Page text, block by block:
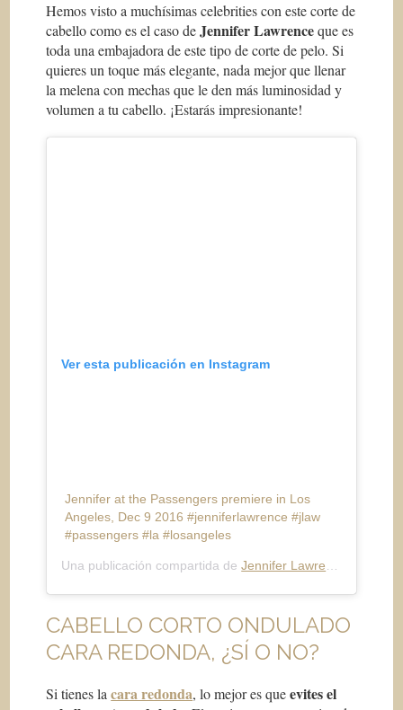
Hemos visto a muchísimascelebritiescon este corte de
cabello como es el caso deJennifer Lawrenceque es
toda una embajadora de este tipo de corte de pelo. Si
quieres un toque más elegante, nada mejor que llenar
la melena con mechas que le den más luminosidad y
volumen a tu cabello. ¡Estarás impresionante!
Ver esta publicación en Instagram
Jennifer at the Passengers premiere in Los
Angeles, Dec 9 2016 #jenniferlawrence #jlaw
#passengers #la #losangeles
Una publicación compartida deJennifer Lawrence- JLaw
CABELLO CORTO ONDULADO
CARA REDONDA, ¿SÍ O NO?
Si tienes lacara redonda, lo mejor es queevites el